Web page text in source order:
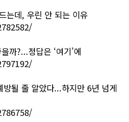
는데, 우린 안 되는 이유
까?...정답은 ‘여기’에
될 줄 알았다...하지만 6년 넘게